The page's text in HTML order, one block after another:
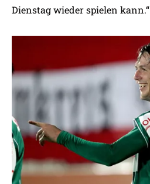
Dienstag wieder spielen kann.“